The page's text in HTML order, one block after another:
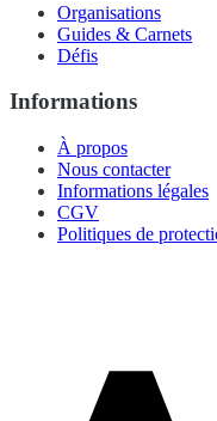
Organisations
Guides & Carnets
Défis
Informations
À propos
Nous contacter
Informations légales
CGV
Politiques de